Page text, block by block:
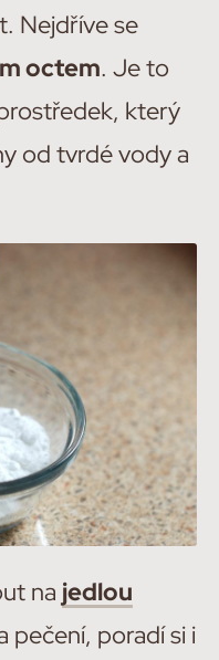
Nejdříve se
octem. Je to
který
od tvrdé vody a
na jedlou
pečení, poradí si i